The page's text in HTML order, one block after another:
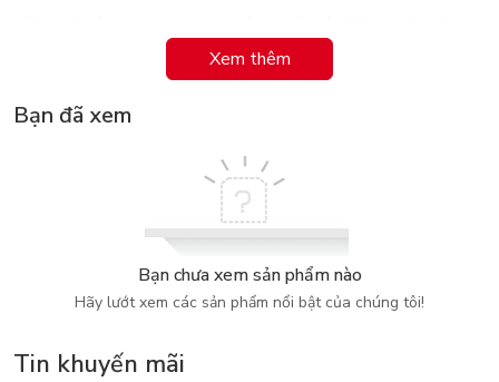
- Người gặp vấn đề về nội tiết, sức khỏe nữ giới, năng lượng cơ
- Người muốn chữa lành cảm xúc, yêu lại bản thân.
- Người bắt đầu quan tâm đến chăm sóc cơ thể & năng lượng
- Giúp bạn chậm lại – hiểu mình –
và chăm sóc bản thân đúng cách.
- Hiểu rõ hơn về cơ thể và nhu cầu thật sự của bản thân.
- Biết cách cân bằng nội tiết và chăm sóc sức khỏe tự nhiên.
Xem thêm
Bạn đã xem
Bạn chưa xem sản phẩm nào
Hãy lướt xem các sản phẩm nổi bật của chúng tôi!
Tin khuyến mãi